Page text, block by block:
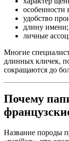
особенности
удобство
длину имени;
личные
Многие
длинных кличек,
сокращаются до
Почему
Название породы